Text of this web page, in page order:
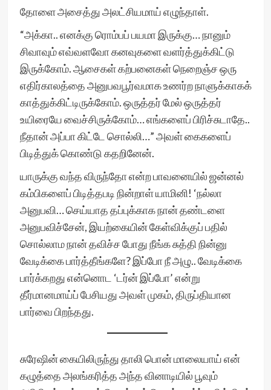
தோளை அசைத்து அலட்சியமாய் எழுந்தாள்.
“அக்கா.. எனக்கு ரொம்பப் பயமா இருக்கு… நானும்
சிவாவும் எவ்வளவோ கனவுகளை வளர்த்துக்கிட்டு
இருக்கோம். ஆசைகள் கற்பனைகள் நெறைஞ்ச ஒரு
எதிர்காலத்தை அனுபவபூர்வமாக உணர்ற நாளுக்காகக்
காத்துக்கிட்டிருக்கோம். ஒருத்தர் மேல் ஒருத்தர்
உயிரையே வைச்சிருக்கோம்… எங்களைப் பிரிச்சுடாதே..
நீதான் அப்பா கிட்டே சொல்லி…” அவள் கைகளைப்
பிடித்துக் கொண்டு கதறினேன்.
யாருக்கு வந்த விருந்தோ என்ற பாவனையில் ஜன்னல்
கம்பிகளைப் பிடித்தபடி நின்றாள் யாமினி! ‘நல்லா
அனுபவி… செய்யாத தப்புக்காக நான் தண்டளை
அனுபவிச்சேன், இயற்கையின் கேள்விக்குப் பதில்
சொல்லாம நான் தவிச்ச போது நீங்க சுத்தி நின்னு
வேடிக்கை பார்த்தீங்களே? இப்போ நீ அழு.. வேடிக்கை
பார்க்கறது என்னொட ‘டர்ன் இப்போ’ என்று
தீர்மானமாய்ப் பேசியது அவள் முகம், திருப்தியான
பார்வை பிறந்தது.
சுரேஷின் கையிலிருந்து தாலி பொன் மாலையாய் என்
கழுத்தை அலங்கரித்த அந்த வினாடியில் பூவும்